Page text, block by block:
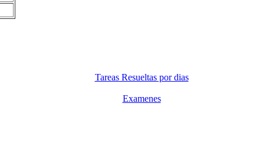
Tareas Resueltas por dias
Examenes